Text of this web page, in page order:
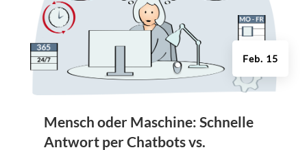
Mensch oder Maschine: Schnelle
Antwort per Chatbots vs.
Feb. 15